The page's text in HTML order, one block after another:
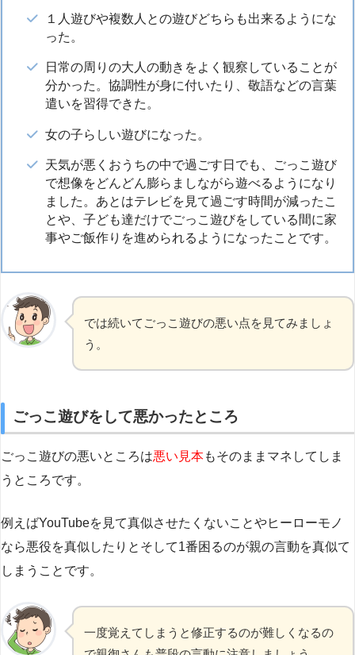
１人遊びや複数人との遊びどちらも出来るようにな
った。
日常の周りの大人の動きをよく観察していることが
分かった。協調性が身に付いたり、敬語などの言葉
遣いを習得できた。
女の子らしい遊びになった。
天気が悪くおうちの中で過ごす日でも、ごっこ遊び
で想像をどんどん膨らましながら遊べるようになり
ました。あとはテレビを見て過ごす時間が減ったこ
とや、子ども達だけでごっこ遊びをしている間に家
事やご飯作りを進められるようになったことです。
では続いてごっこ遊びの悪い点を見てみましょ
う。
ごっこ遊びをして悪かったところ
ごっこ遊びの悪いところは悪い見本もそのままマネしてしま
うところです。
例えばYouTubeを見て真似させたくないことやヒーローモノ
なら悪役を真似したりとそして1番困るのが親の言動を真似て
しまうことです。
一度覚えてしまうと修正するのが難しくなるの